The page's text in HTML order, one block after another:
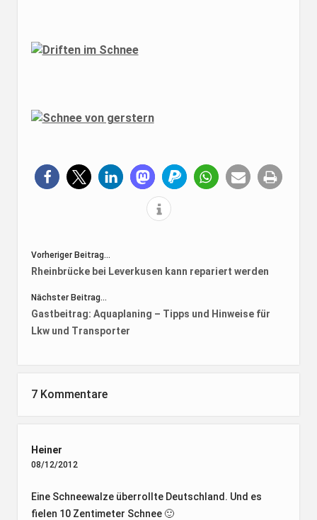
Vorheriger Beitrag...
Rheinbrücke bei Leverkusen kann repariert werden
Nächster Beitrag...
Gastbeitrag: Aquaplaning – Tipps und Hinweise für
Lkw und Transporter
7 Kommentare
Heiner
08/12/2012
Eine Schneewalze überrollte Deutschland. Und es
fielen 10 Zentimeter Schnee 🙂